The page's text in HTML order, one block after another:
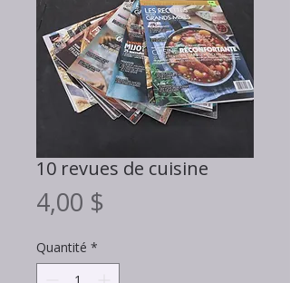
10 revues de cuisine
4,00 $
Quantité *